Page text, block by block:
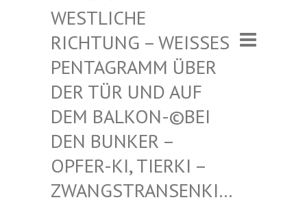
CHE RICHTU
NG – WEISSES PENTAGR
AMM ÜBER DER TÜR
UND AUF DEM BAL
KON-©BEI DEN BUN
KER – OPFER-K
I, TIERKI – ZWANGST
RANSENKI… – ZWANG